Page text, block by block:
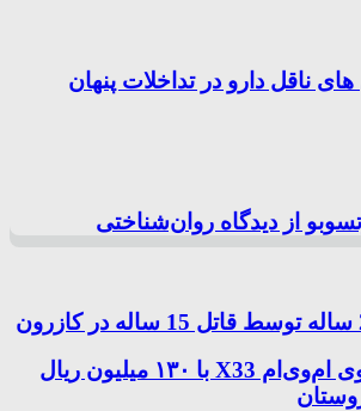
ناقل دارو در تداخلات پنهان
از دیدگاه روان‌شناختی
توقیف خودروی ام‌وی‌ام X33 با ۱۳۰ میلیون ریال